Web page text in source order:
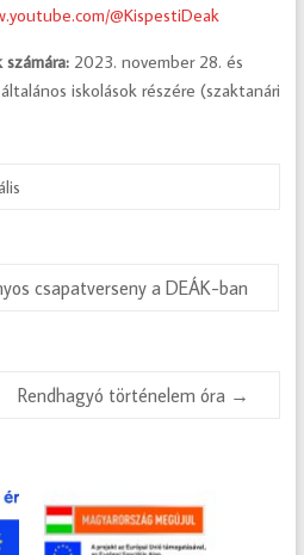
@KispestiDeak
2023. november 28. és
iskolások részére (szaktanári
csapatverseny a DEÁK-ban
Rendhagyó történelem óra →